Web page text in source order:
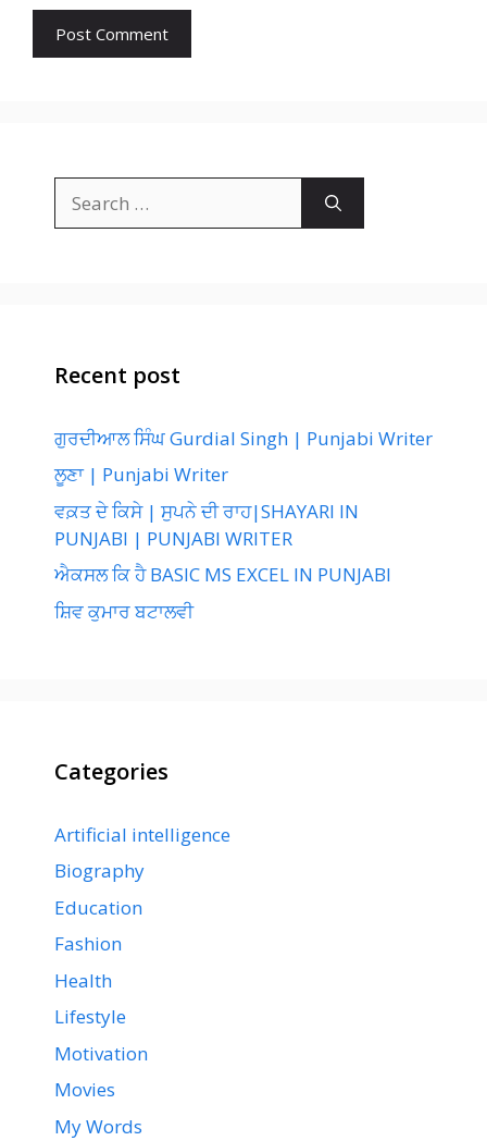
for:
Recent post
ਗੁਰਦੀਆਲ ਸਿੰਘ Gurdial Singh | Punjabi Writer
ਲੂਣਾ | Punjabi Writer
ਵਕ਼ਤ ਦੇ ਕਿਸੇ | ਸੁਪਨੇ ਦੀ ਰਾਹ|SHAYARI IN
PUNJABI | PUNJABI WRITER
ਐਕਸਲ ਕਿ ਹੈ BASIC MS EXCEL IN PUNJABI
ਸ਼ਿਵ ਕੁਮਾਰ ਬਟਾਲਵੀ
Categories
Artificial intelligence
Biography
Education
Fashion
Health
Lifestyle
Motivation
Movies
My Words